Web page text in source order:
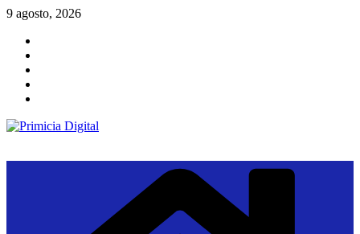
Saltar
contenido
9 agosto, 2026